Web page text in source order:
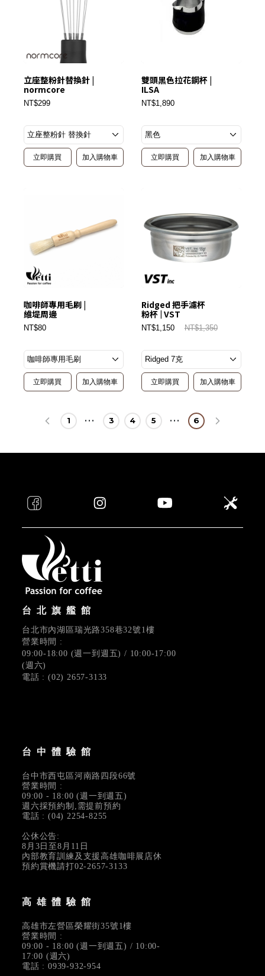
立座整粉針替換針 |
normcore
NT$299
立即購買 加入購物車
雙頭黑色拉花鋼杯 |
ILSA
NT$1,890
立即購買 加入購物車
咖啡師專用毛刷 |
維堤周邊
NT$80
立即購買 加入購物車
Ridged 把手濾杯
粉杯 | VST
NT$1,150 NT$1,350
立即購買 加入購物車
1 3 4 5 6
台北旗艦館
台北市內湖區瑞光路358巷32號1樓
營業時間 :
09:00-18:00 (週一到週五) / 10:00-17:00
(週六)
電話 : (02) 2657-3133
台中體驗館
台中市西屯區河南路四段66號
營業時間 :
09:00 - 18:00 (週一到週五)
週六採預約制,需提前預約
電話 : (04) 2254-8255
公休公告:
8月3日至8月11日
內部教育訓練及支援高雄咖啡展店休
預約賞機請打02-2657-3133
高雄體驗館
高雄市左營區榮耀街35號1樓
營業時間 :
09:00 - 18:00 (週一到週五) / 10:00-
17:00 (週六)
電話 : 0939-932-954